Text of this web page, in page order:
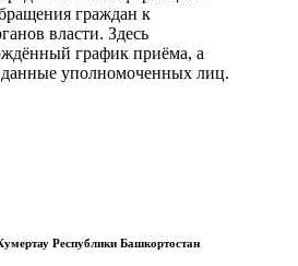
граждан к
власти. Здесь
график приёма, а
данные уполномоченных лиц.
Республики Башкортостан